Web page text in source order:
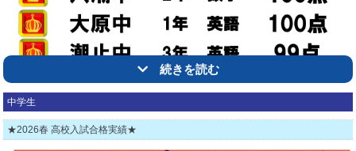
続きを読む
中学生
★2026春 高校入試合格実績★